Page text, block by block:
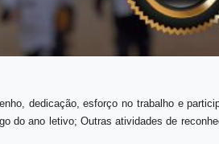
dedicação, esforço no trabalho e
do ano letivo; Outras atividades de